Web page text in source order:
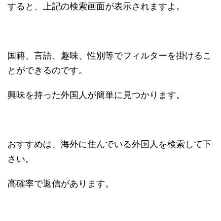
すると、上記の検索画面が表示されますよ。
国籍、言語、趣味、性別等でフィルターを掛けるこ
とができるのです。
興味を持った外国人が簡単に見つかります。
おすすめは、海外に住んでいる外国人を検索して下
さい。
高確率で返信があります。